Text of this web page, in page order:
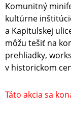
Komunitný
kultúrne
a Kapitulskej
môžu tešiť na
prehliadky,
v historickom
Táto akcia sa